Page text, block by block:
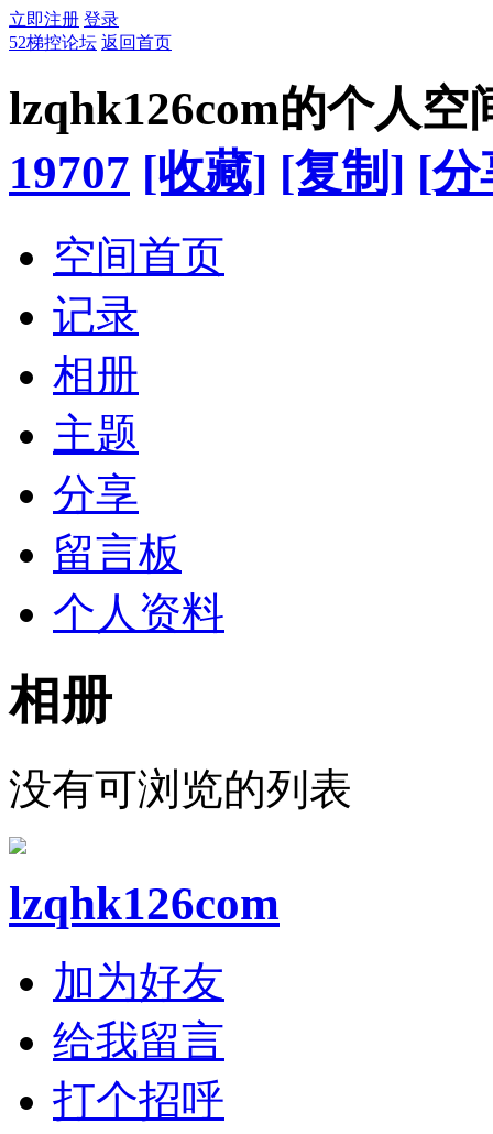
立即注册 登录
52梯控论坛 返回首页
lzqhk126com的个人空
19707 [收藏] [复制] [分
空间首页
记录
相册
主题
分享
留言板
个人资料
相册
没有可浏览的列表
lzqhk126com
加为好友
给我留言
打个招呼